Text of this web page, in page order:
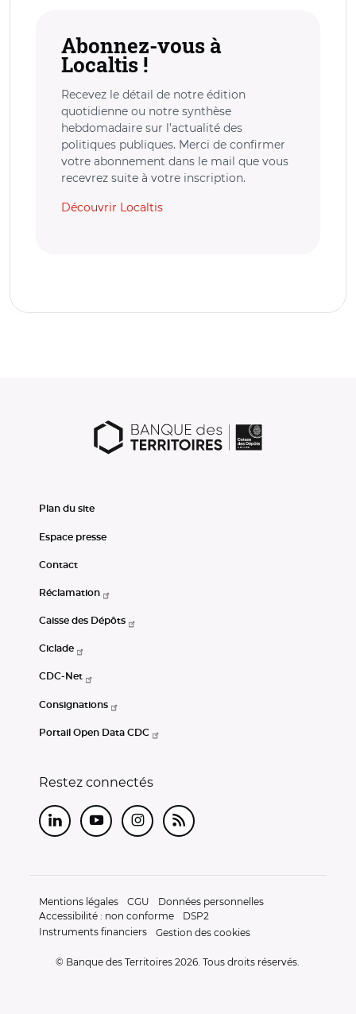
Abonnez-vous à
Localtis !
Recevez le détail de notre édition
quotidienne ou notre synthèse
hebdomadaire sur l’actualité des
politiques publiques. Merci de confirmer
votre abonnement dans le mail que vous
recevrez suite à votre inscription.
Découvrir Localtis
(champ obligatoire)
Pour en savoir plus sur le traitement de vos données
protection des données à caractère personnelle
Contact
Caisse des Dépôts